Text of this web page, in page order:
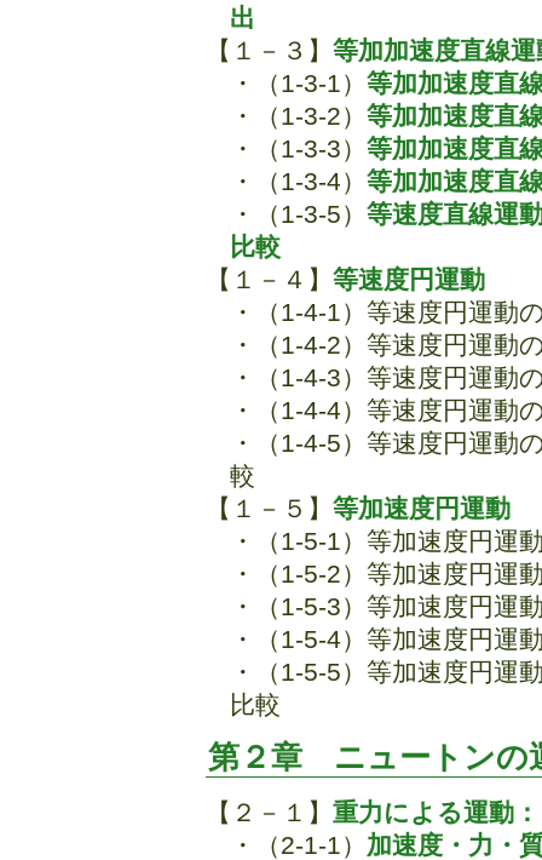
出
【１－３】 等加加速度直線運
・（1-3-1） 等加加速度直
・（1-3-2） 等加加速度直
・（1-3-3） 等加加速度直
・（1-3-4） 等加加速度直
・（1-3-5） 等速度直線運
比較
【１－４】 等速度円運動
・（1-4-1）等速度円運動
・（1-4-2）等速度円運動
・（1-4-3）等速度円運動
・（1-4-4）等速度円運動
・（1-4-5）等速度円運動
較
【１－５】 等加速度円運動
・（1-5-1）等加速度円運
・（1-5-2）等加速度円運
・（1-5-3）等加速度円運
・（1-5-4）等加速度円運
・（1-5-5）等加速度円運
比較
第２章 ニュートンの
【２－１】 重力による運動
・（2-1-1） 加速度・力・